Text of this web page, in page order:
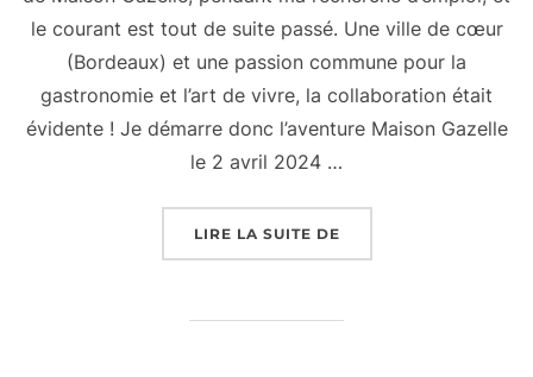
le courant est tout de suite passé. Une ville de cœur
(Bordeaux) et une passion commune pour la
gastronomie et l’art de vivre, la collaboration était
évidente ! Je démarre donc l’aventure Maison Gazelle
le 2 avril 2024 …
LIRE LA SUITE DE